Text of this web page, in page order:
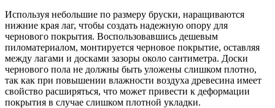
Используя небольшие по размеру бруски, наращиваются
нижние края лаг, чтобы создать надежную опору для
чернового покрытия. Воспользовавшись дешевым
пиломатериалом, монтируется черновое покрытие, оставляя
между лагами и досками зазоры около сантиметра. Доски
чернового пола не должны быть уложены слишком плотно,
так как при повышении влажности воздуха древесина имеет
свойство расширяться, что может привести к деформации
покрытия в случае слишком плотной укладки.